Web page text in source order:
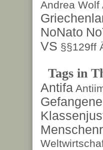
Andrea Wolf
NoNato
VS §§129ff
Tags in
Antifa
Gefangene